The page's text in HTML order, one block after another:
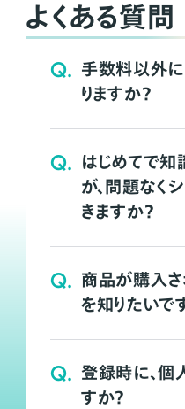
よくある質問
Q. 手数料以外
りますか？
Q. はじめてで知
が、問題なく
きますか？
Q. 商品が購入
を知りたいで
Q. 登録時に、個
すか？